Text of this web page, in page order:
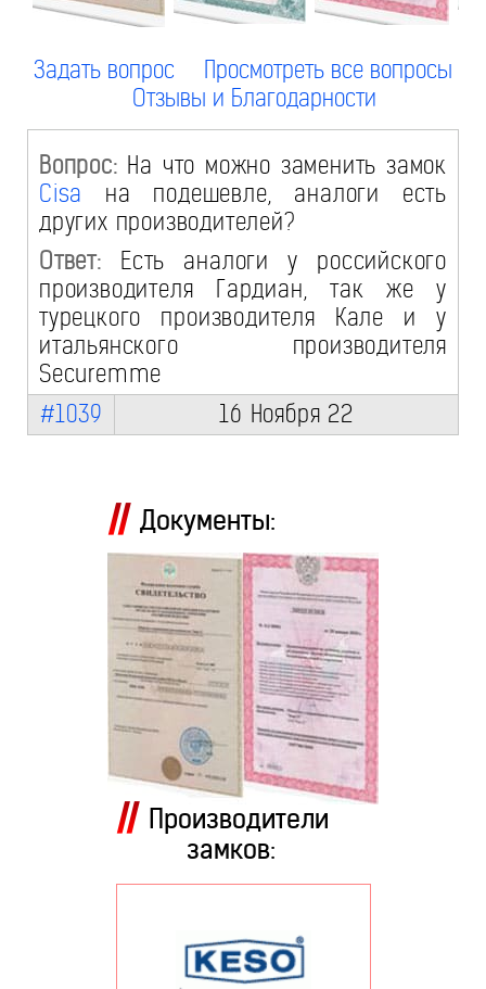
Задать вопрос
Просмотреть все вопросы
Отзывы и Благодарности
Вопрос: На что можно заменить замок
Cisa на подешевле, аналоги есть
других производителей?
Ответ: Есть аналоги у российского
производителя Гардиан, так же у
турецкого производителя Кале и у
итальянского производителя
Securemme
#1039
16 Ноября 22
Документы:
Производители
замков: